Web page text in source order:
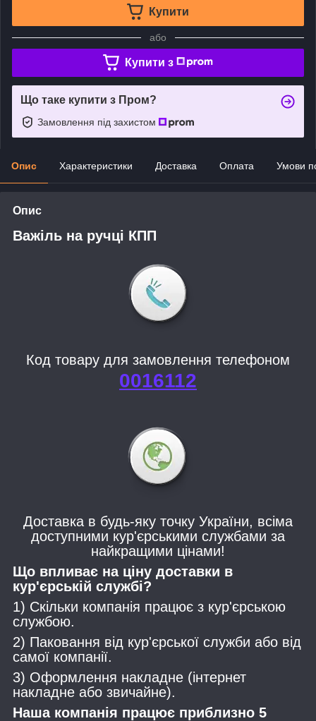
Купити
або
Купити з
Що таке купити з Пром?
Замовлення під захистом
Опис Характеристики Доставка Оплата Умови
Опис
Важіль на ручці КПП
Код товару для замовлення телефоном
0016112
Доставка в будь-яку точку України, всіма
доступними кур'єрськими службами за
найкращими цінами!
Що впливає на ціну доставки в
кур'єрській службі?
1) Скільки компанія працює з кур'єрською
службою.
2) Паковання від кур'єрської служби або від
самої компанії.
3) Оформлення накладне (інтернет
накладне або звичайне).
Наша компанія працює приблизно 5